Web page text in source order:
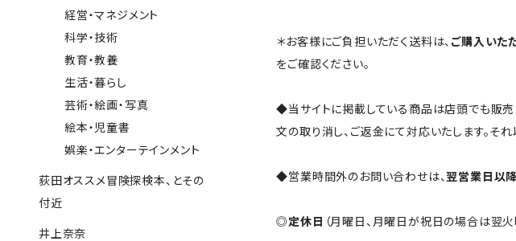
＊お客様にご負担いただく送料は、 ご購入いた
をご確認ください。
◆当サイトに掲載している商品は店頭でも販売
文の取り消し、ご返金にて対応いたします。それ
◆営業時間外のお問い合わせは、翌営業日以降
◎定休日 （月曜日、月曜日が祝日の場合は翌火
経営・マネジメント
科学・技術
教育・教養
生活・暮らし
芸術・絵画・写真
絵本・児童書
娯楽・エンターテインメント
荻田オススメ冒険探検本、とその
付近
井上奈奈